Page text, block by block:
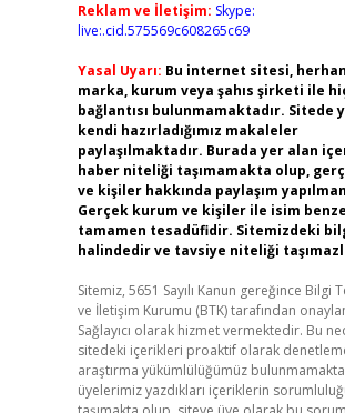
Reklam ve İletişim: Skype:
live:.cid.575569c608265c69
Yasal Uyarı: Bu internet sitesi,
marka, kurum veya şahıs şirketi ile
bağlantısı bulunmamaktadır. Sitede
kendi hazırladığımız makaleler
paylaşılmaktadır. Burada yer alan
haber niteliği taşımamakta olup,
ve kişiler hakkında paylaşım
Gerçek kurum ve kişiler ile isim
tamamen tesadüfidir. Sitemizdeki
halindedir ve tavsiye niteliği
Sitemiz, 5651 Sayılı Kanun gereğince Bilgi
ve İletişim Kurumu (BTK) tarafından
Sağlayıcı olarak hizmet vermektedir. Bu
sitedeki içerikleri proaktif olarak
araştırma yükümlülüğümüz
üyelerimiz yazdıkları içeriklerin